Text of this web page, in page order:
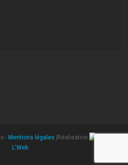
- Mentions légales |Réalisation
L'Web